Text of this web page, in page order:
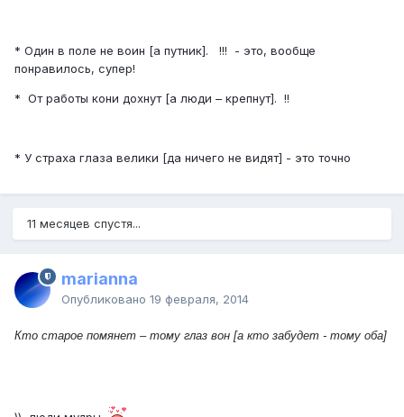
* Один в поле не воин [а путник]. !!! - это, вообще
понравилось, супер!
* От работы кони дохнут [а люди – крепнут]. !!
* У страха глаза велики [да ничего не видят] - это точно
11 месяцев спустя...
marianna
Опубликовано 19 февраля, 2014
Кто старое помянет – тому глаз вон [а кто забудет - тому оба]